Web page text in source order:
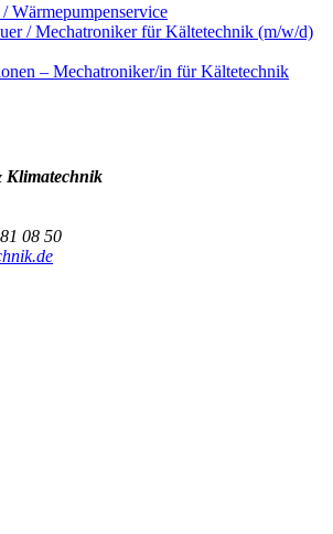
Wärmepumpenservice
/ Mechatroniker für Kältetechnik (m/w/d)
– Mechatroniker/in für Kältetechnik
Klimatechnik
08 50